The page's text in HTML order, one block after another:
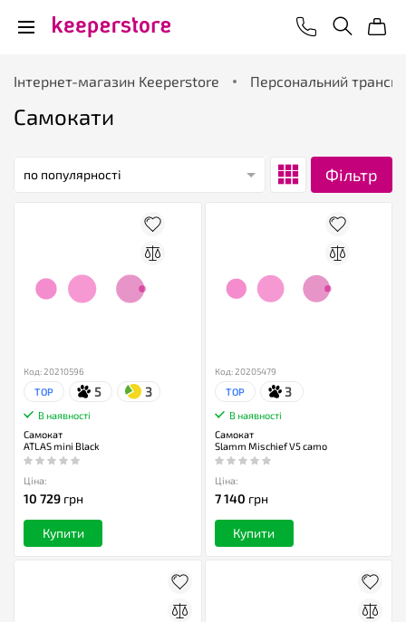
Інтернет-магазин Keeperstore Персональний
Самокати
по популярності Фільтр
Код: 20210596
TOP 5 3
В наявності
Самокат
ATLAS mini Black
Ціна:
10 729 грн
Купити
Код: 20205479
TOP 3
В наявності
Самокат
Slamm Mischief V5 camo
Ціна:
7 140 грн
Купити